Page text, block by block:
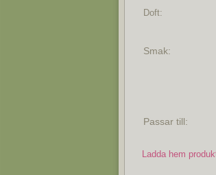
Doft:
Smak:
Passar till:
Ladda hem